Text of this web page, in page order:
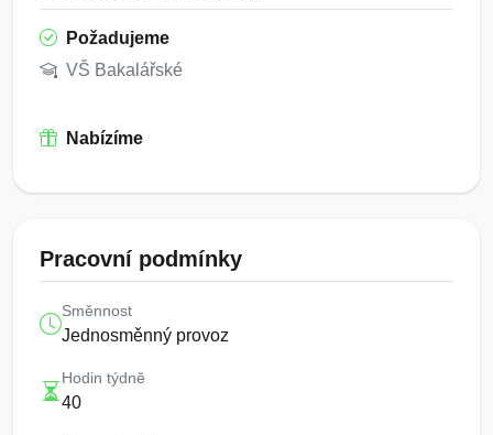
Požadujeme
VŠ Bakalářské
Nabízíme
Pracovní podmínky
Směnnost
Jednosměnný provoz
Hodin týdně
40